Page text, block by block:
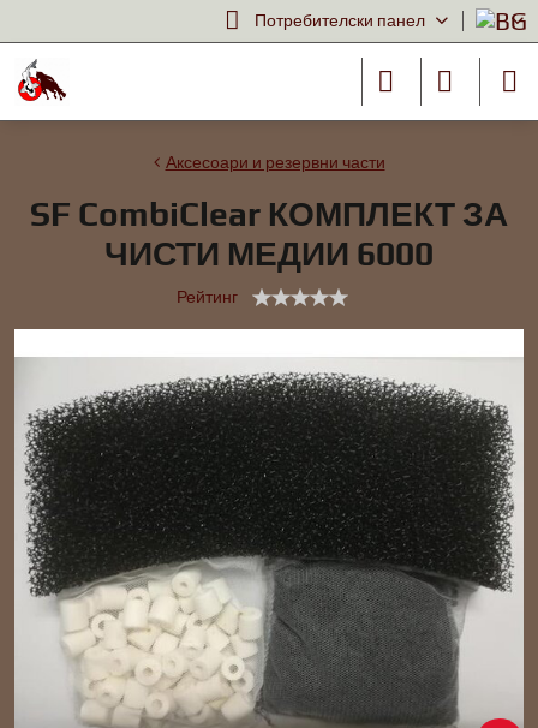
Потребителски панел
Аксесоари и резервни части
SF CombiClear КОМПЛЕКТ ЗА
ЧИСТИ МЕДИИ 6000
Рейтинг